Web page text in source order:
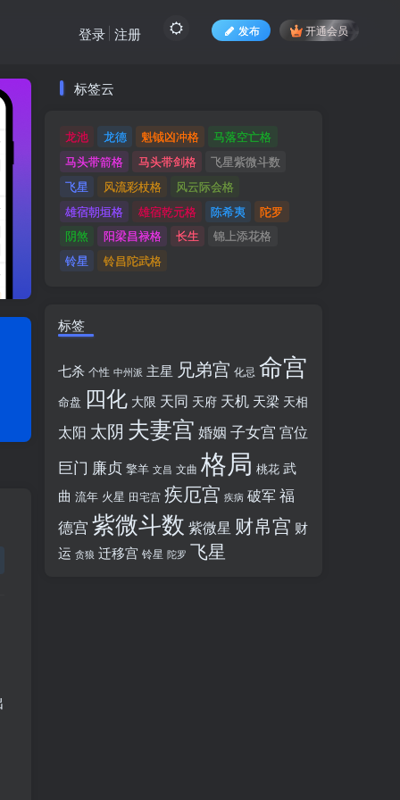
发布 开通会员
登录 注册
标签云
龙池 龙德 魁钺凶冲格
马落空亡格
马头带箭格
马头带剑格
飞星紫微斗数
飞星
风流彩杖格
风云际会格
雄宿朝垣格
雄宿乾元格 陈希夷
陀罗
阴煞
阳梁昌禄格 长生
锦上添花格
铃星
铃昌陀武格
标签云
龙池 龙德 魁钺凶冲格
马落空亡格
马头带箭格
马头带剑格
飞星紫微斗数
飞星
风流彩杖格
风云际会格
雄宿朝垣格
雄宿乾元格 陈希夷
陀罗
阴煞
阳梁昌禄格 长生
锦上添花格
铃星
铃昌陀武格
标签
七杀 个性 中州派 主星 兄弟宫 化忌 命宫
命盘 四化 大限 天同 天府 天机 天梁 天相
太阳 太阴 夫妻宫 婚姻 子女宫 宫位
巨门 廉贞 擎羊 文昌 文曲 格局 桃花 武
曲 流年 火星 田宅宫 疾厄宫 疾病 破军福
德宫 紫微斗数 紫微星 财帛宫 财
运 贪狼 迁移宫 铃星 陀罗 飞星